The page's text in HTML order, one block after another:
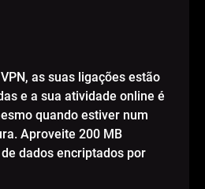
as suas ligações estão
e a sua atividade online é
quando estiver num
Aproveite 200 MB
dados encriptados por